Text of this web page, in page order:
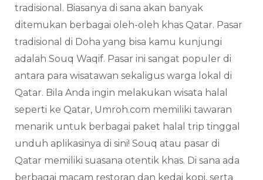
tradisional. Biasanya di sana akan banyak
ditemukan berbagai oleh-oleh khas Qatar. Pasar
tradisional di Doha yang bisa kamu kunjungi
adalah Souq Waqif. Pasar ini sangat populer di
antara para wisatawan sekaligus warga lokal di
Qatar. Bila Anda ingin melakukan wisata halal
seperti ke Qatar, Umroh.com memiliki tawaran
menarik untuk berbagai paket halal trip tinggal
unduh aplikasinya di sini! Souq atau pasar di
Qatar memiliki suasana otentik khas. Di sana ada
berbagai macam restoran dan kedai kopi, serta